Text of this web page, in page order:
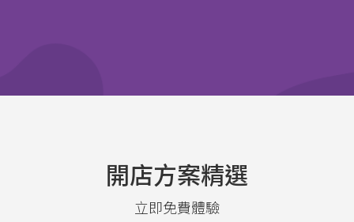
開店方案精選
立即免費體驗